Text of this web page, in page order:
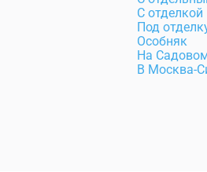
С отделкой
Под
Особняк
На
В Москва-